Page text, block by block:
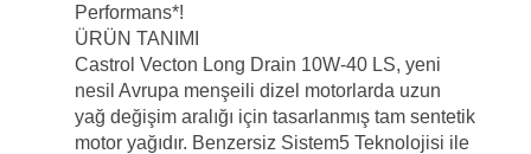
Performans*!
ÜRÜN TANIMI
Castrol Vecton Long Drain 10W-40 LS, yeni
nesil Avrupa menşeili dizel motorlarda uzun
yağ değişim aralığı için tasarlanmış tam sentetik
motor yağıdır. Benzersiz Sistem5 Teknolojisi ile